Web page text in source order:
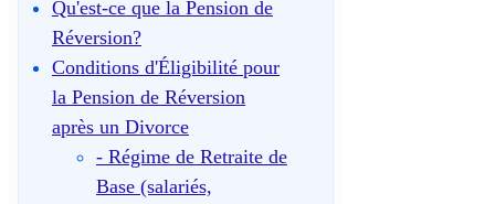
Qu'est-ce que la Pension de
Réversion?
Conditions d'Éligibilité pour
la Pension de Réversion
après un Divorce
- Régime de Retraite de
Base (salariés,